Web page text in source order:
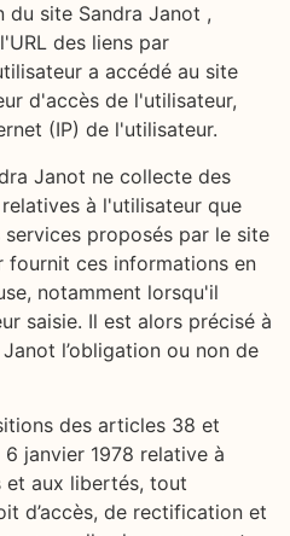
site Sandra Janot ,
des liens par
a accédé au site
d'accès de l'utilisateur,
(IP) de l'utilisateur.
Janot ne collecte des
à l'utilisateur que
proposés par le site
fournit ces informations en
notamment lorsqu'il
saisie. Il est alors précisé à
l’obligation ou non de
des articles 38 et
janvier 1978 relative à
et aux libertés, tout
d’accès, de rectification et